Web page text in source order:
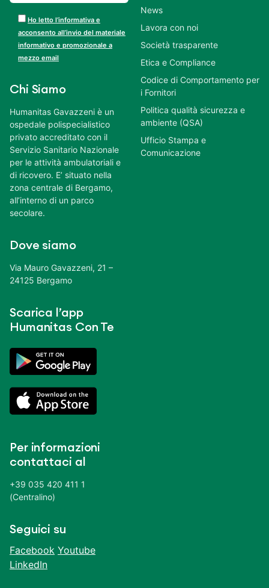
Ho letto l’informativa e
acconsento all’invio del materiale
informativo e promozionale a
mezzo email
Chi Siamo
Humanitas Gavazzeni è un
ospedale polispecialistico
privato accreditato con il
Servizio Sanitario Nazionale
per le attività ambulatoriali e
di ricovero. E’ situato nella
zona centrale di Bergamo,
all’interno di un parco
secolare.
Dove siamo
Via Mauro Gavazzeni, 21 –
24125 Bergamo
Scarica l’app
Humanitas Con Te
Per informazioni
contattaci al
+39 035 420 411 1
(Centralino)
Seguici su
Facebook Youtube
LinkedIn
News
Lavora con noi
Società trasparente
Etica e Compliance
Codice di Comportamento per
i Fornitori
Politica qualità sicurezza e
ambiente (QSA)
Ufficio Stampa e
Comunicazione